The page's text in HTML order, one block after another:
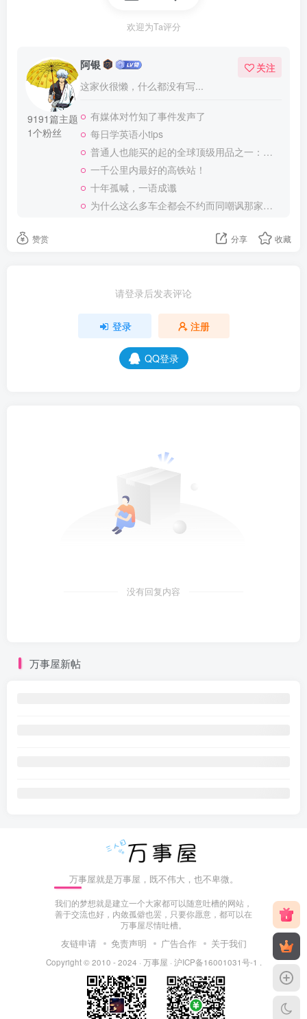
欢迎为Ta评分
9191篇主题
1个粉丝
阿银
这家伙很懒，什么都没有写...
关注
有媒体对竹知了事件发声了
每日学英语小tips
普通人也能买的起的全球顶级用品之一：WD-40润滑除锈剂！
一千公里内最好的高铁站！
十年孤喊，一语成谶
为什么这么多车企都会不约而同嘲讽那家说不得的车企？
赞赏 分享 收藏
请登录后发表评论
登录 注册
QQ登录
没有回复内容
万事屋新帖
万事屋就是万事屋，既不伟大，也不卑微。
我们的梦想就是建立一个大家都可以随意吐槽的网站，
善于交流也好，内敛孤僻也罢，只要你愿意，都可以在
万事屋尽情吐槽。
友链申请 免责声明 广告合作 关于我们
Copyright © 2010 - 2024 · 万事屋 · 沪ICP备16001031号-1